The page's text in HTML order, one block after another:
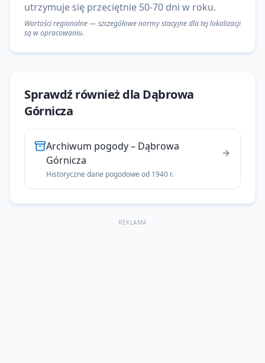
utrzymuje się przeciętnie 50-70 dni w roku.
Wartości regionalne — szczegółowe normy stacyjne dla tej lokalizacji
są w opracowaniu.
Sprawdź również dla Dąbrowa
Górnicza
Archiwum pogody– Dąbrowa
Górnicza
Historyczne dane pogodowe od 1940 r.
REKLAMA